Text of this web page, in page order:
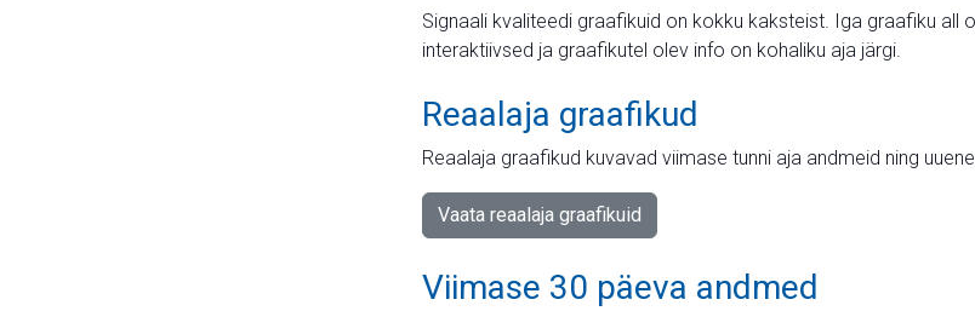
Signaali kvaliteedi graafikuid on kokku kaksteist. Iga graafiku all
interaktiivsed ja graafikutel olev info on kohaliku aja järgi.
Reaalaja graafikud
Reaalaja graafikud kuvavad viimase tunni aja andmeid ning
Vaata reaalaja graafikuid
Viimase 30 päeva andmed